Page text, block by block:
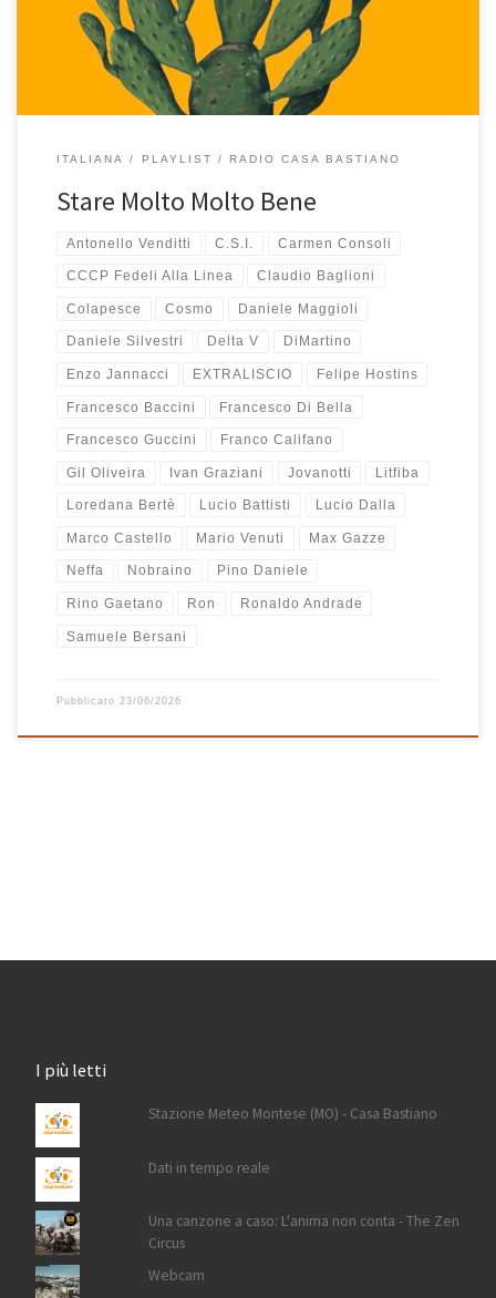
canzoni fantastiche, di grande ispirazione e […]
ITALIANA PLAYLIST RADIO CASA BASTIANO
Stare Molto Molto Bene
Antonello Venditti C.S.I. Carmen Consoli
CCCP Fedeli Alla Linea Claudio Baglioni
Colapesce Cosmo Daniele Maggioli
Daniele Silvestri Delta V DiMartino
Enzo Jannacci EXTRALISCIO Felipe Hostins
Francesco Baccini Francesco Di Bella
Francesco Guccini Franco Califano
Gil Oliveira Ivan Graziani Jovanotti Litfiba
Loredana Bertè Lucio Battisti Lucio Dalla
Marco Castello Mario Venuti Max Gazze
Neffa Nobraino Pino Daniele
Rino Gaetano Ron Ronaldo Andrade
Samuele Bersani
Pubblicato 23/06/2026
I più letti
Stazione Meteo Montese (MO) - Casa Bastiano
Dati in tempo reale
Una canzone a caso: L'anima non conta - The Zen
Circus
Webcam